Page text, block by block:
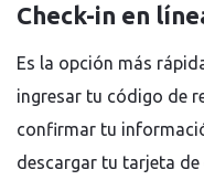
Check-in en
Es la opción más
ingresar tu código de
confirmar tu
descargar tu tarjeta de